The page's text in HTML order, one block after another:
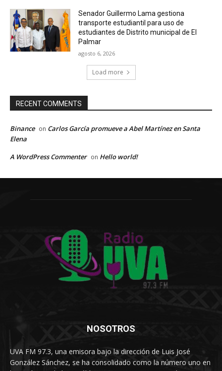
Senador Guillermo Lama gestiona
transporte estudiantil para uso de
estudiantes de Distrito municipal de El
Palmar
agosto 6, 2026
Load more
RECENT COMMENTS
Binance on Carlos García promueve a Abel Martínez en Santa
Elena
A WordPress Commenter on Hello world!
NOSOTROS
UVA FM 97.3, una emisora bajo la dirección de Luis José
González Sánchez, se ha consolidado como la número uno en